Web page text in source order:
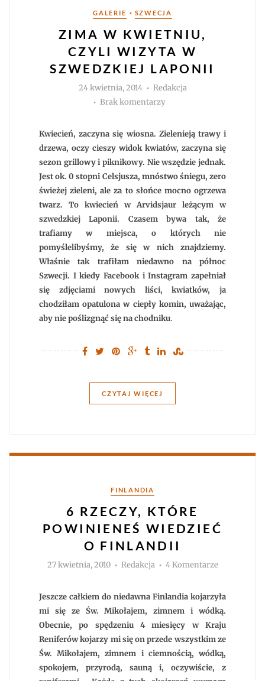
Kategorie
GALERIE • SZWECJA
ZIMA W KWIETNIU,
CZYLI WIZYTA W
SZWEDZKIEJ LAPONII
24 kwietnia, 2014 Autor
Redakcja
Brak komentarzydo
czyli
wizyta
w
szwedzkiej
Laponii
Kwiecień, zaczyna się wiosna. Zielenieją trawy i
drzewa, oczy cieszy widok kwiatów, zaczyna się
sezon grillowy i piknikowy. Nie wszędzie jednak.
Jest ok. 0 stopni Celsjusza, mnóstwo śniegu, zero
świeżej zieleni, ale za to słońce mocno ogrzewa
twarz. To kwiecień w Arvidsjaur leżącym w
szwedzkiej Laponii. Czasem bywa tak, że
trafiamy w miejsca, o których nie
pomyślelibyśmy, że się w nich znajdziemy.
Właśnie tak trafiłam niedawno na północ
Szwecji. I kiedy Facebook i Instagram zapełniał
się zdjęciami nowych liści, kwiatków, ja
chodziłam opatulona w ciepły komin, uważając,
aby nie poślizgnąć się na chodniku.
CZYTAJ WIĘCEJ
Kategorie
FINLANDIA
6 RZECZY, KTÓRE
POWINIENEŚ WIEDZIEĆ
O FINLANDII
27 kwietnia, 2010 Autor
Redakcja 4 Komentarzedo
powinieneś
wiedzieć
o
Finlandii
Jeszcze całkiem do niedawna Finlandia kojarzyła
mi się ze Św. Mikołajem, zimnem i wódką.
Obecnie, po spędzeniu 4 miesięcy w Kraju
Reniferów kojarzy mi się on przede wszystkim ze
Św. Mikołajem, zimnem i ciemnością, wódką,
spokojem, przyrodą, sauną i, oczywiście, z